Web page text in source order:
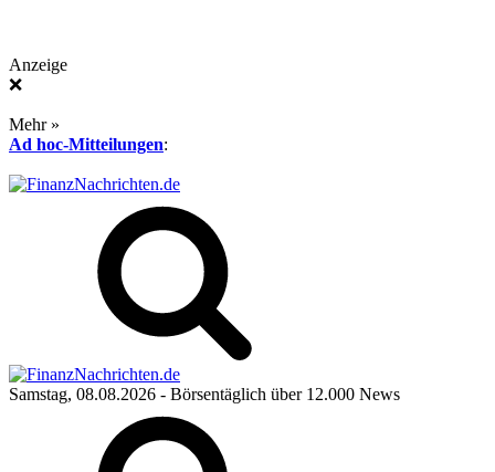
Anzeige
❌
Mehr »
Ad hoc-Mitteilungen:
Samstag, 08.08.2026 - Börsentäglich über 12.000 News